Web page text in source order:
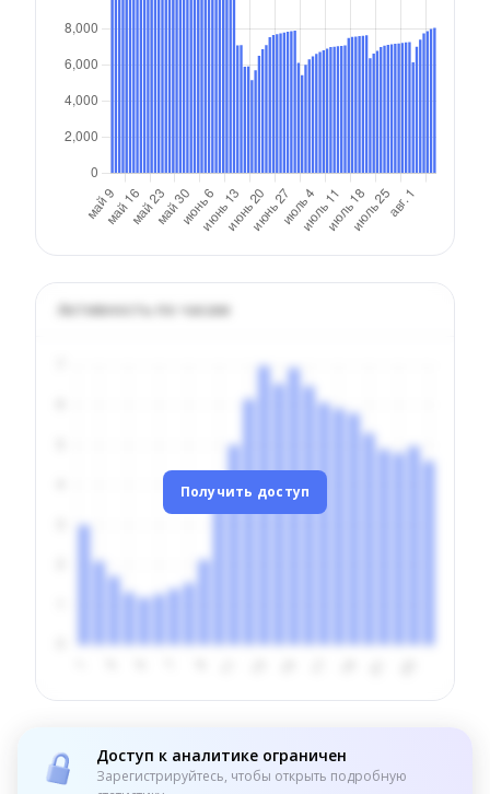
Активность по часам
Получить доступ
Доступ к аналитике ограничен
Зарегистрируйтесь, чтобы открыть подробную